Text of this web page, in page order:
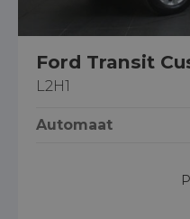
Ford Transit
L2H1
Automaat